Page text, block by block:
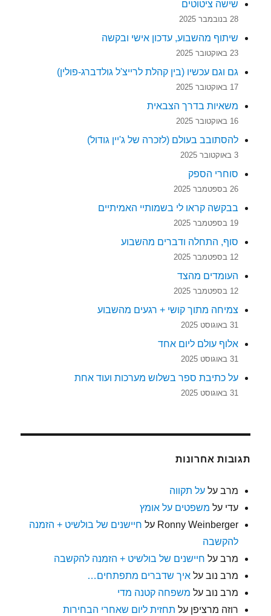
שישה ציטוטים
28 בנובמבר 2025
שיתוף מהשבוע, עדכון אישי ובקשה
23 באוקטובר 2025
גם וגם עכשיו (בין קהלת לרייצ'ל גולדברג-פולין)
17 באוקטובר 2025
משאיות בדרך הצבאית
16 באוקטובר 2025
להסתובב בעולם (לזכרה של ג'יין גודול)
3 באוקטובר 2025
סוחרי הספק
26 בספטמבר 2025
בבקשה קראו לי בשמותיי האמיתיים
19 בספטמבר 2025
סוף, התחלה ודברים מהשבוע
12 בספטמבר 2025
העומדים מהצד
12 בספטמבר 2025
צמיחה מתוך קושי + רגעים מהשבוע
31 באוגוסט 2025
אלוף עולם ליום אחד
31 באוגוסט 2025
על כתיבת ספר בשלוש מערכות ועוד אחת
31 באוגוסט 2025
תגובות אחרונות
מרב עלעל תקווה
עדי על משפטים על אומץ
Ronny Weinberger על חיישנים של בולשיט + הזמנה
להקשבה
מרב על חיישנים של בולשיט + הזמנה להקשבה
מרב נוב עלאיך שדברים מתפתחים…
מרב נוב על משפחה קטנה מדי
רוזה מרציפן על תחזית ליום שאחרי הבחירות